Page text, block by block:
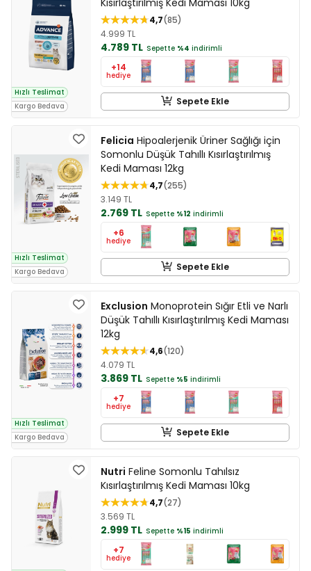
Hızlı Teslimat
Kargo Bedava
4,7 85
4.999 TL
4.789 TL Sepette %4 indirimli
+14
hediye
Sepete Ekle
Hızlı Teslimat
Kargo Bedava
Felicia Hipoalerjenik Üriner Sağlığı için
Somonlu Düşük Tahıllı Kısırlaştırılmış
Kedi Maması 12kg
4,7 255
3.149 TL
2.769 TL Sepette %12 indirimli
+6
hediye
Sepete Ekle
Hızlı Teslimat
Kargo Bedava
Exclusion Monoprotein Sığır Etli ve Narlı
Düşük Tahıllı Kısırlaştırılmış Kedi Maması
12kg
4,6 120
4.079 TL
3.869 TL Sepette %5 indirimli
+7
hediye
Sepete Ekle
Nutri Feline Somonlu Tahılsız
Kısırlaştırılmış Kedi Maması 10kg
4,7 27
3.569 TL
2.999 TL Sepette %15 indirimli
+7
hediye